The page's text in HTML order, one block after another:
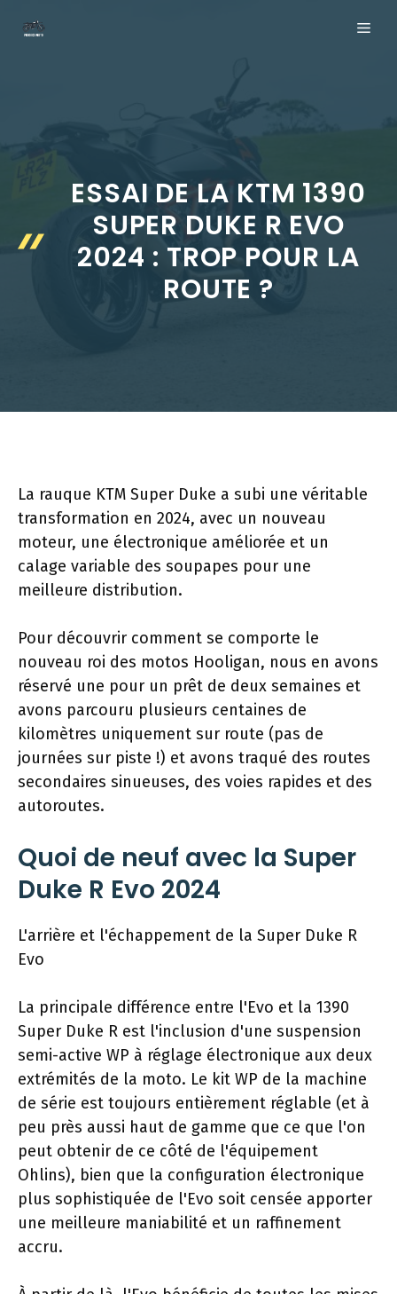
ESSAI DE LA KTM 1390
SUPER DUKE R EVO
2024 : TROP POUR LA
ROUTE ?
La rauque KTM Super Duke a subi une véritable
transformation en 2024, avec un nouveau
moteur, une électronique améliorée et un
calage variable des soupapes pour une
meilleure distribution.
Pour découvrir comment se comporte le
nouveau roi des motos Hooligan, nous en avons
réservé une pour un prêt de deux semaines et
avons parcouru plusieurs centaines de
kilomètres uniquement sur route (pas de
journées sur piste !) et avons traqué des routes
secondaires sinueuses, des voies rapides et des
autoroutes.
Quoi de neuf avec la Super
Duke R Evo 2024
L'arrière et l'échappement de la Super Duke R
Evo
La principale différence entre l'Evo et la 1390
Super Duke R est l'inclusion d'une suspension
semi-active WP à réglage électronique aux deux
extrémités de la moto. Le kit WP de la machine
de série est toujours entièrement réglable (et à
peu près aussi haut de gamme que ce que l'on
peut obtenir de ce côté de l'équipement
Ohlins), bien que la configuration électronique
plus sophistiquée de l'Evo soit censée apporter
une meilleure maniabilité et un raffinement
accru.